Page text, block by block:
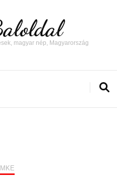
magyar nép, Magyarország